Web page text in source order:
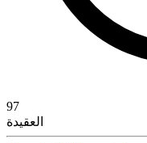
97
العقيدة